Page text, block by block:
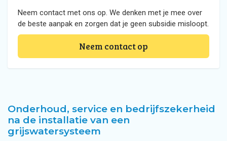
Neem contact met ons op. We denken met je mee over
de beste aanpak en zorgen dat je geen subsidie misloopt.
Neem contact op
Onderhoud, service en bedrijfszekerheid
na de installatie van een
grijswatersysteem